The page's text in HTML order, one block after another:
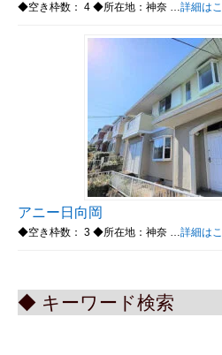
◆空き枠数： 4 ◆所在地：神奈 …詳細は
アニー日向岡
◆空き枠数： 3 ◆所在地：神奈 …詳細は
◆ キーワード検索